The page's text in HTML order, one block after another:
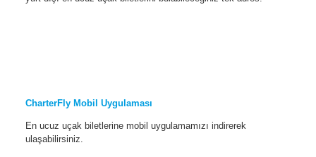
CharterFly Mobil Uygulaması
En ucuz uçak biletlerine mobil uygulamamızı indirerek
ulaşabilirsiniz.